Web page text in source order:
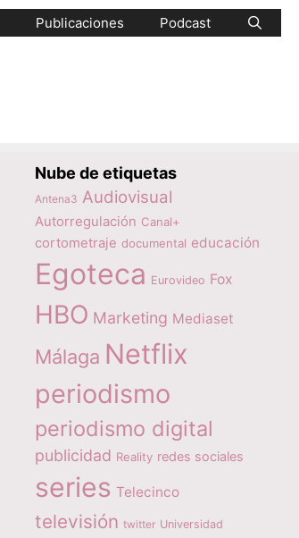
Publicaciones Podcast
Nube de etiquetas
Antena3 Audiovisual
Autorregulación Canal+
cortometraje documental educación
Egoteca Eurovideo Fox
HBO Marketing Mediaset
Málaga Netflix
periodismo
periodismo digital
publicidad Reality redes sociales
series Telecinco
televisión twitter Universidad